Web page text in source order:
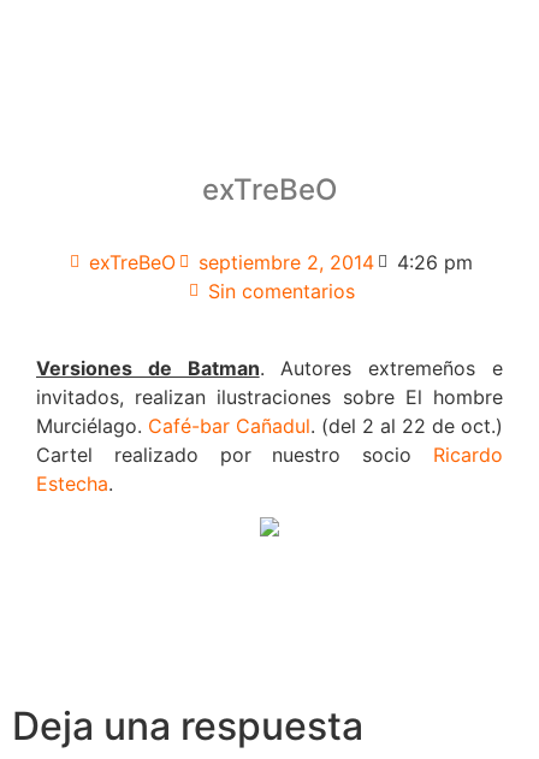
exTreBeO
exTreBeO septiembre 2, 2014
4:26 pm
Sin comentarios
Versiones de Batman. Autores extremeños e
invitados, realizan ilustraciones sobre El hombre
Murciélago. Café-bar Cañadul. (del 2 al 22 de oct.)
Cartel realizado por nuestro socio Ricardo
Estecha.
Deja una respuesta